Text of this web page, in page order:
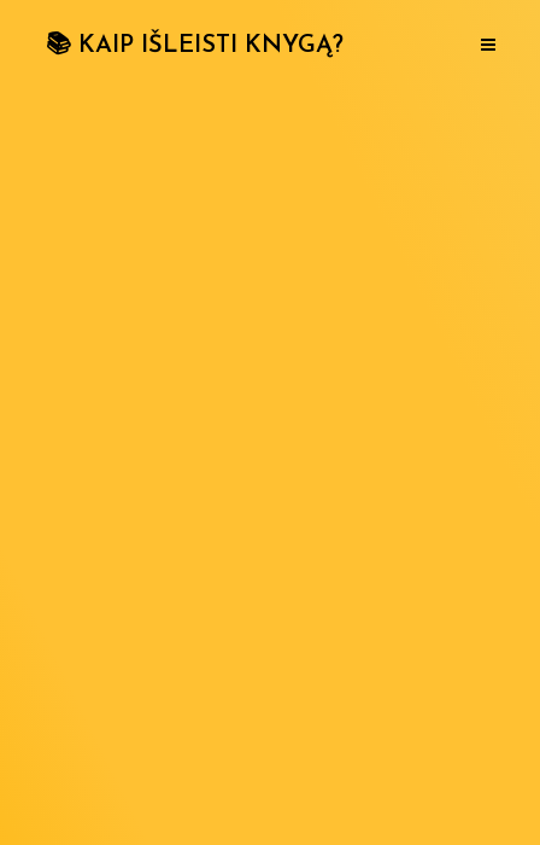
📚 KAIP IŠLEISTI KNYGĄ?